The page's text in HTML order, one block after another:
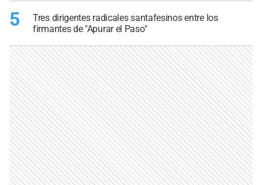
5
Tres dirigentes radicales santafesinos entre los
firmantes de "Apurar el Paso"